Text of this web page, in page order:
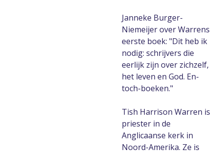
Janneke Burger-
Niemeijer over Warrens
eerste boek: "Dit heb ik
nodig: schrijvers die
eerlijk zijn over zichzelf,
het leven en God. En-
toch-boeken."
Tish Harrison Warren is
priester in de
Anglicaanse kerk in
Noord-Amerika. Ze is